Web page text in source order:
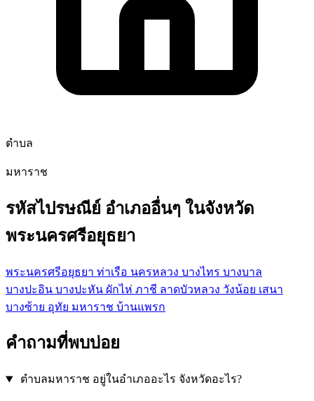
ตำบล
มหาราช
รหัสไปรษณีย์ อำเภออื่นๆ ในจังหวัด
พระนครศรีอยุธยา
พระนครศรีอยุธยา ท่าเรือ นครหลวง บางไทร บางบาล
บางปะอิน บางปะหัน ผักไห่ ภาชี ลาดบัวหลวง วังน้อย เสนา
บางซ้าย อุทัย มหาราช บ้านแพรก
คำถามที่พบบ่อย
ตำบลมหาราช อยู่ในอำเภออะไร จังหวัดอะไร?